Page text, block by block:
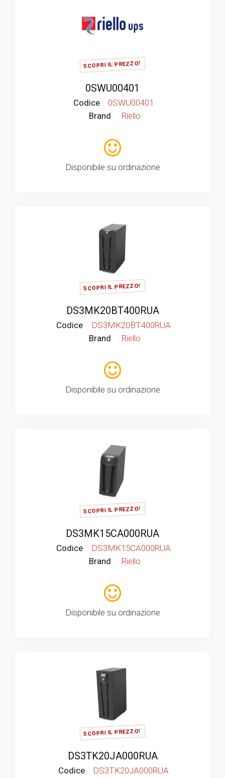
SCOPRI IL PREZZO!
0SWU00401
Codice
0SWU00401
Brand
Riello
Disponibile su ordinazione
SCOPRI IL PREZZO!
DS3MK20BT400RUA
Codice
DS3MK20BT400RUA
Brand
Riello
Disponibile su ordinazione
SCOPRI IL PREZZO!
DS3MK15CA000RUA
Codice
DS3MK15CA000RUA
Brand
Riello
Disponibile su ordinazione
SCOPRI IL PREZZO!
DS3TK20JA000RUA
Codice DS3TK20JA000RUA